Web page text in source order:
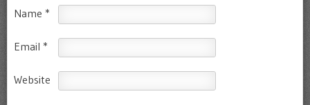
Name *
Email *
Website